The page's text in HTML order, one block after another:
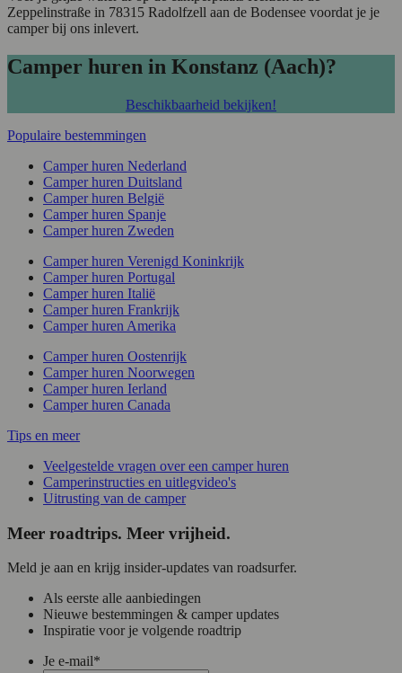
Zeppelinstraße in 78315 Radolfzell aan de Bodensee voordat je je
camper bij ons inlevert.
Camper huren in Konstanz (Aach)?
Beschikbaarheid bekijken!
Populaire bestemmingen
Camper huren Nederland
Camper huren Duitsland
Camper huren België
Camper huren Spanje
Camper huren Zweden
Camper huren Verenigd Koninkrijk
Camper huren Portugal
Camper huren Italië
Camper huren Frankrijk
Camper huren Amerika
Camper huren Oostenrijk
Camper huren Noorwegen
Camper huren Ierland
Camper huren Canada
Tips en meer
Veelgestelde vragen over een camper huren
Camperinstructies en uitlegvideo's
Uitrusting van de camper
Meer roadtrips. Meer vrijheid.
Meld je aan en krijg insider-updates van roadsurfer.
Als eerste alle aanbiedingen
Nieuwe bestemmingen & camper updates
Inspiratie voor je volgende roadtrip
Je e-mail*